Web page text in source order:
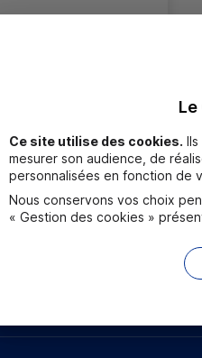
une caisse Trouver
Ce site utilise des cookies.
mesurer son audience, de
personnalisées en fonction de
Nous conservons vos choix
« Gestion des cookies »